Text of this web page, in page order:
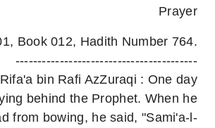
Prayer
Book 012, Hadith Number 764.
-----------------------------------------
bin Rafi AzZuraqi : One day
behind the Prophet. When he
from bowing, he said, "Sami'a-l-